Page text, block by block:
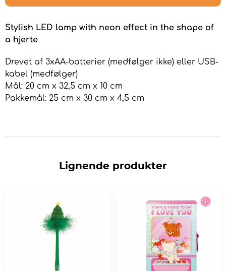
Stylish LED lamp with neon effect in the shape of
a hjerte
Drevet af 3xAA-batterier (medfølger ikke) eller USB-
kabel (medfølger)
Mål: 20 cm x 32,5 cm x 10 cm
Pakkemål: 25 cm x 30 cm x 4,5 cm
Lignende produkter